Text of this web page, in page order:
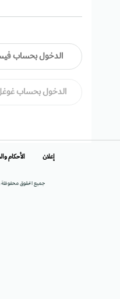
الدخول بحساب
الدخول بحساب
جميع الحقوق محفوظة
إعلان الأحكام